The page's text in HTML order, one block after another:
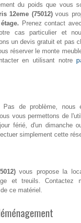
du poids que vous
12eme (75012)vous
Prenez contact
cas particulier et
un devis gratuit et pas
réserver le monte
en utilisant notre
de problème, nous
vous permettons de
férié, d'un dimanche
simplement cette
vous propose la
et treuils. Contactez
ce matériel.